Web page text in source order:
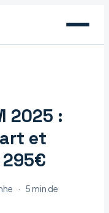
2025 :
et
· 5 min de